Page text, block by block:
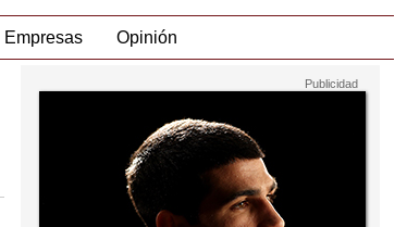
Empresas Opinión